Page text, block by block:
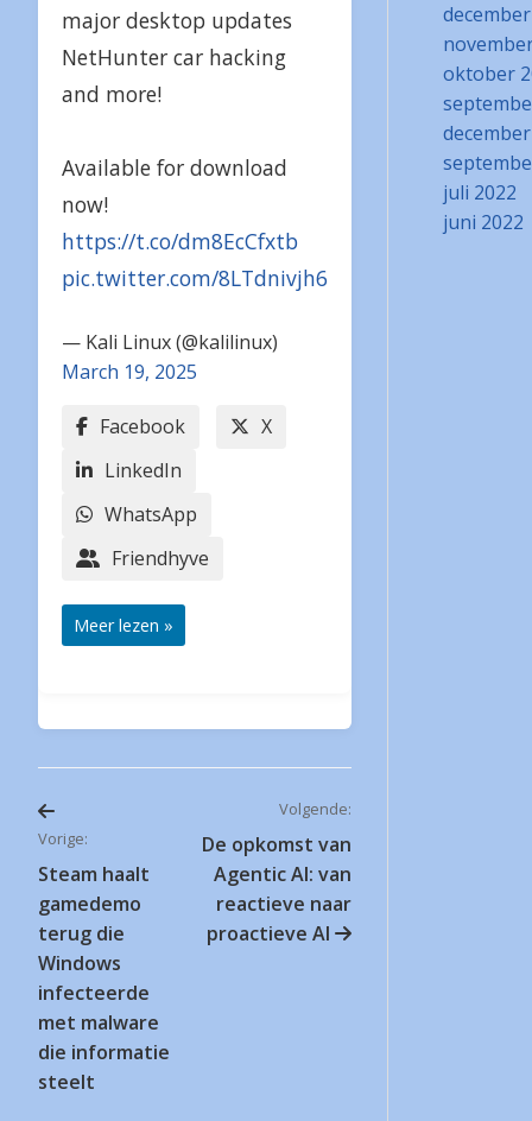
major desktop updates
NetHunter car hacking
and more!
Available for download
now!
https://t.co/dm8EcCfxtb
pic.twitter.com/8LTdnivjh6
— Kali Linux (@kalilinux)
March 19, 2025
Facebook
X
LinkedIn
WhatsApp
Friendhyve
Meer lezen »
Bericht
navigatie
Vorige:
Steam haalt
gamedemo
terug die
Windows
infecteerde
met malware
die informatie
steelt
Volgende:
De opkomst van
Agentic AI: van
reactieve naar
proactieve AI
oktober
juli 2022
juni 2022